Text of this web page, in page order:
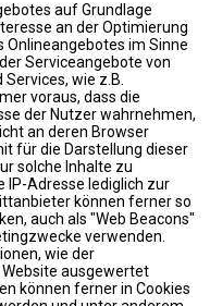
auf Grundlage
an der Optimierung
Onlineangebotes im Sinne
Serviceangebote von
wie z.B.
voraus, dass die
der Nutzer wahrnehmen,
an deren Browser
für die Darstellung dieser
solche Inhalte zu
IP-Adresse lediglich zur
können ferner so
auch als "Web Beacons"
verwenden.
wie der
ausgewertet
können ferner in Cookies